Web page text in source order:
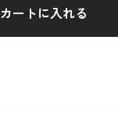
カートに入れる